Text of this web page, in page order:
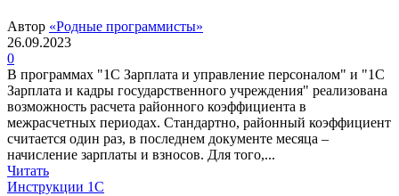
Автор «Родные программисты»
26.09.2023
0
В программах "1С Зарплата и управление персоналом" и "1С
Зарплата и кадры государственного учреждения" реализована
возможность расчета районного коэффициента в
межрасчетных периодах. Стандартно, районный коэффициент
считается один раз, в последнем документе месяца –
начисление зарплаты и взносов. Для того,...
Читать
Инструкции 1С